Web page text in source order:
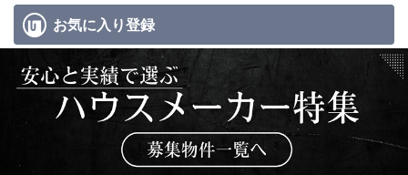
お気に入り登録